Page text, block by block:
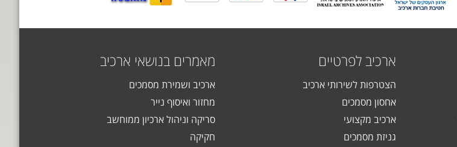
מאמרים בנושאי ארכיב
ארכיב ושמירת מסמכים
מחזור ואיסוף נייר
סריקה וניהול ארכיון ממוחשב
חקיקה
ארכיב לפרטיים
הצטרפות לשירותי ארכיב
אחסון מסמכים
ארכיב מקצועי
גניזת מסמכים